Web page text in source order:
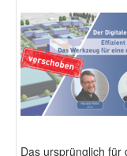
Das ursprünglich für